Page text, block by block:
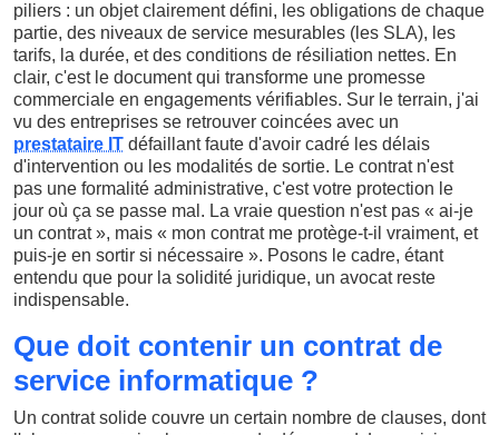
piliers : un objet clairement défini, les obligations de chaque
partie, des niveaux de service mesurables (les SLA), les
tarifs, la durée, et des conditions de résiliation nettes. En
clair, c'est le document qui transforme une promesse
commerciale en engagements vérifiables. Sur le terrain, j'ai
vu des entreprises se retrouver coincées avec un
prestataire IT défaillant faute d'avoir cadré les délais
d'intervention ou les modalités de sortie. Le contrat n'est
pas une formalité administrative, c'est votre protection le
jour où ça se passe mal. La vraie question n'est pas « ai-je
un contrat », mais « mon contrat me protège-t-il vraiment, et
puis-je en sortir si nécessaire ». Posons le cadre, étant
entendu que pour la solidité juridique, un avocat reste
indispensable.
Que doit contenir un contrat de
service informatique ?
Un contrat solide couvre un certain nombre de clauses, dont